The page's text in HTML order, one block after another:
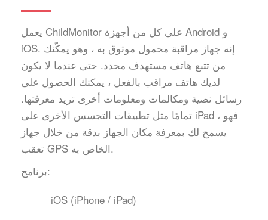
يعمل ChildMonitor على كل من أجهزة Android و
iOS. إنه جهاز مراقبة محمول موثوق به ، وهو يمكّنك
من تتبع هاتف مستهدف محدد. حتى عندما لا يكون
لديك هاتف مراقب بالفعل ، يمكنك الحصول على
رسائل نصية ومكالمات ومعلومات أخرى تريد معرفتها.
تمامًا مثل تطبيقات التجسس الأخرى على iPad ، فهو
يسمح لك بمعرفة مكان الجهاز بدقة من خلال جهاز
تعقب GPS الخاص به.
برنامج:
iOS (iPhone / iPad)